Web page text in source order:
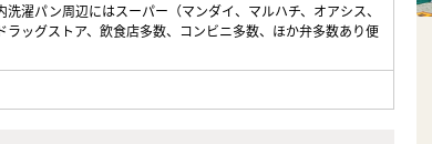
ン周辺にはスーパー（マンダイ、マルハチ、オアシス、
ッグストア、飲食店多数、コンビニ多数、ほか弁多数あり便